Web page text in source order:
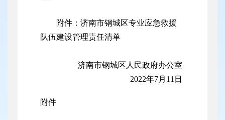
附件：济南市钢城区专业应急救援
队伍建设管理责任清单
济南市钢城区人民政府办公室
2022年7月11日
附件